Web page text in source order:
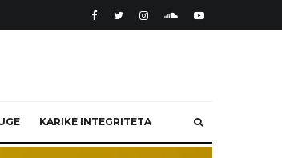
KARIKE INTEGRITETA